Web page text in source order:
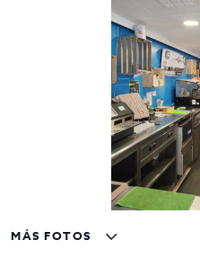
MÁS FOTOS